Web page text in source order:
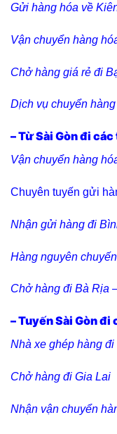
Gửi hàng hóa về
Vận chuyển hàng
Chở hàng giá rẻ đi
Dịch vụ chuyển
– Từ Sài Gòn đi
Vận chuyển hàng
Chuyên tuyến gửi
Nhận gửi hàng đi
Hàng nguyên
Chở hàng đi Bà Rịa
– Tuyến Sài Gòn
Nhà xe ghép hàng
Chở hàng đi Gia Lai
Nhận vận chuyển